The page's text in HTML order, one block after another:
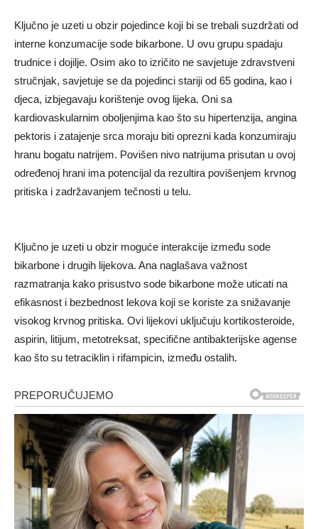
Ključno je uzeti u obzir pojedince koji bi se trebali suzdržati od
interne konzumacije sode bikarbone. U ovu grupu spadaju
trudnice i dojilje. Osim ako to izričito ne savjetuje zdravstveni
stručnjak, savjetuje se da pojedinci stariji od 65 godina, kao i
djeca, izbjegavaju korištenje ovog lijeka. Oni sa
kardiovaskularnim oboljenjima kao što su hipertenzija, angina
pektoris i zatajenje srca moraju biti oprezni kada konzumiraju
hranu bogatu natrijem. Povišen nivo natrijuma prisutan u ovoj
određenoj hrani ima potencijal da rezultira povišenjem krvnog
pritiska i zadržavanjem tečnosti u telu.
Ključno je uzeti u obzir moguće interakcije između sode
bikarbone i drugih lijekova. Ana naglašava važnost
razmatranja kako prisustvo sode bikarbone može uticati na
efikasnost i bezbednost lekova koji se koriste za snižavanje
visokog krvnog pritiska. Ovi lijekovi uključuju kortikosteroide,
aspirin, litijum, metotreksat, specifične antibakterijske agense
kao što su tetraciklin i rifampicin, između ostalih.